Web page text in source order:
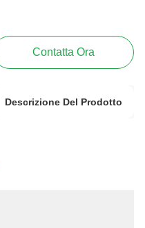
Contatta Ora
Descrizione Del Prodotto